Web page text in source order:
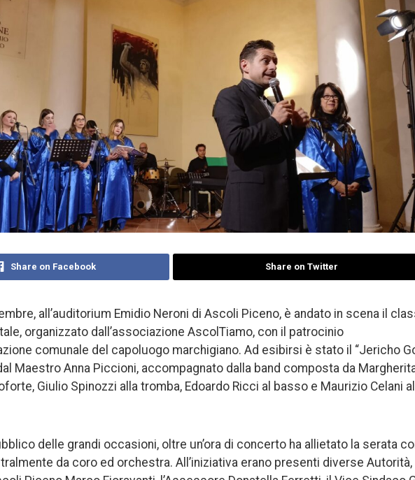
Share on Facebook Share on Twitter
all’auditorium Emidio Neroni di Ascoli Piceno, è andato in scena il
organizzato dall’associazione AscolTiamo, con il patrocinio
comunale del capoluogo marchigiano. Ad esibirsi è stato il “Jericho
Maestro Anna Piccioni, accompagnato dalla band composta da
Giulio Spinozzi alla tromba, Edoardo Ricci al basso e Maurizio Celani
delle grandi occasioni, oltre un’ora di concerto ha allietato la serata
da coro ed orchestra. All’iniziativa erano presenti diverse